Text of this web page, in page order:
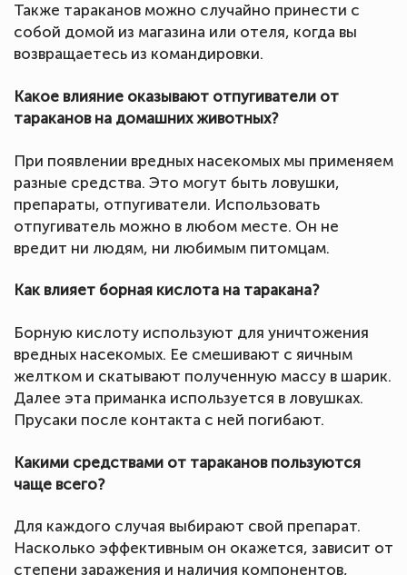
Также тараканов можно случайно принести с
собой домой из магазина или отеля, когда вы
возвращаетесь из командировки.
Какое влияние оказывают отпугиватели от
тараканов на домашних животных?
При появлении вредных насекомых мы применяем
разные средства. Это могут быть ловушки,
препараты, отпугиватели. Использовать
отпугиватель можно в любом месте. Он не
вредит ни людям, ни любимым питомцам.
Как влияет борная кислота на таракана?
Борную кислоту используют для уничтожения
вредных насекомых. Ее смешивают с яичным
желтком и скатывают полученную массу в шарик.
Далее эта приманка используется в ловушках.
Прусаки после контакта с ней погибают.
Какими средствами от тараканов пользуются
чаще всего?
Для каждого случая выбирают свой препарат.
Насколько эффективным он окажется, зависит от
степени заражения и наличия компонентов,